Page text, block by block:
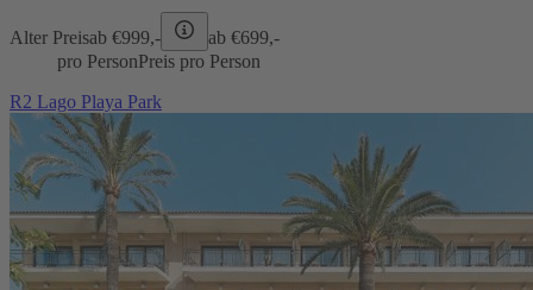
Alter Preisab €999,- ab €699,-
pro PersonPreis pro Person
R2 Lago Playa Park